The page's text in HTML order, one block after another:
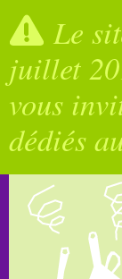
Le
juillet
vous
dédiés